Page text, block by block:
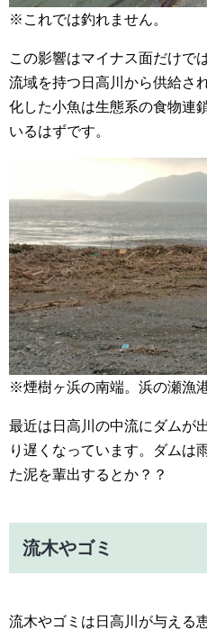
※これでは釣れません。
この影響はマイナス面だけで
流域を持つ日高川から供給さ
化した小魚は生態系の食物連
いるはずです。
※煙樹ヶ浜の南端。浜の瀬漁
最近は日高川の中流にダムが
り遅くなっています。ダムは
た泥を輩出するとか？？
流木やゴミ
流木やゴミは日高川が与える